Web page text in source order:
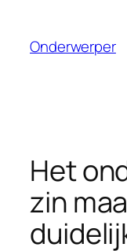
Onderwerper
Het
zin